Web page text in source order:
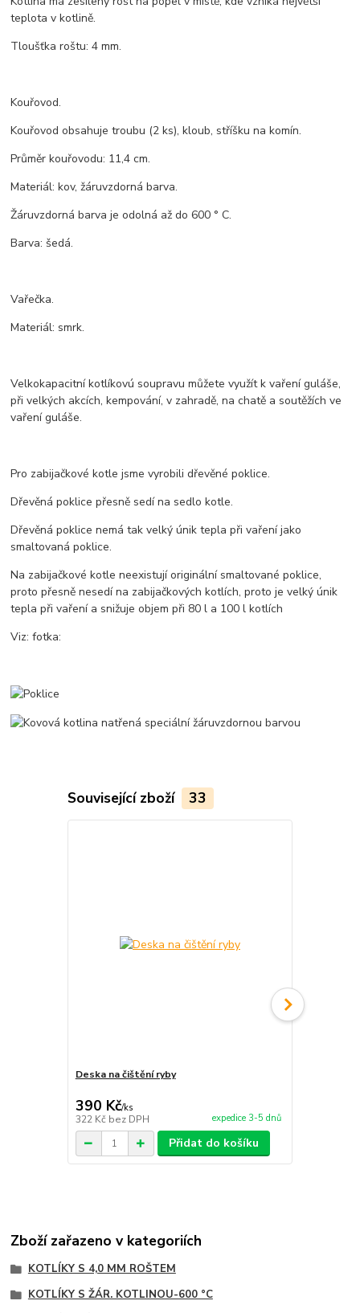
teplota v kotlině.
Tloušťka roštu: 4 mm.
Kouřovod.
Kouřovod obsahuje troubu (2 ks), kloub, stříšku na komín.
Průměr kouřovodu: 11,4 cm.
Materiál: kov, žáruvzdorná barva.
Žáruvzdorná barva je odolná až do 600 ° C.
Barva: šedá.
Vařečka.
Materiál: smrk.
Velkokapacitní kotlíkovú soupravu můžete využít k vaření guláše,
při velkých akcích, kempování, v zahradě, na chatě a soutěžích ve
vaření guláše.
Pro zabijačkové kotle jsme vyrobili dřevěné poklice.
Dřevěná poklice přesně sedí na sedlo kotle.
Dřevěná poklice nemá tak velký únik tepla při vaření jako
smaltovaná poklice.
Na zabijačkové kotle neexistují originální smaltované poklice,
proto přesně nesedí na zabijačkových kotlích, proto je velký únik
tepla při vaření a snižuje objem při 80 l a 100 l kotlích
Viz: fotka:
Související zboží 33
Deska na čištění ryby
390 Kč/ks
322 Kč bez DPH expedice 3-5 dnů
Přidat do košíku
Zboží zařazeno v kategoriích
KOTLÍKY S 4,0 MM ROŠTEM
KOTLÍKY S ŽÁR. KOTLINOU-600 °C